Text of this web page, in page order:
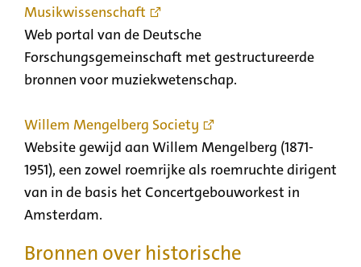
Musikwissenschaft
Web portal van de Deutsche
Forschungsgemeinschaft met gestructureerde
bronnen voor muziekwetenschap.
Willem Mengelberg Society
Website gewijd aan Willem Mengelberg (1871-
1951), een zowel roemrijke als roemruchte dirigent
van in de basis het Concertgebouworkest in
Amsterdam.
Bronnen over historische